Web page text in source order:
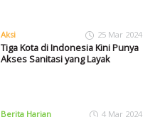
Aksi 25 Mar 2024
Tiga Kota di Indonesia Kini Punya
Akses Sanitasi yang Layak
Berita Harian 4 Mar 2024